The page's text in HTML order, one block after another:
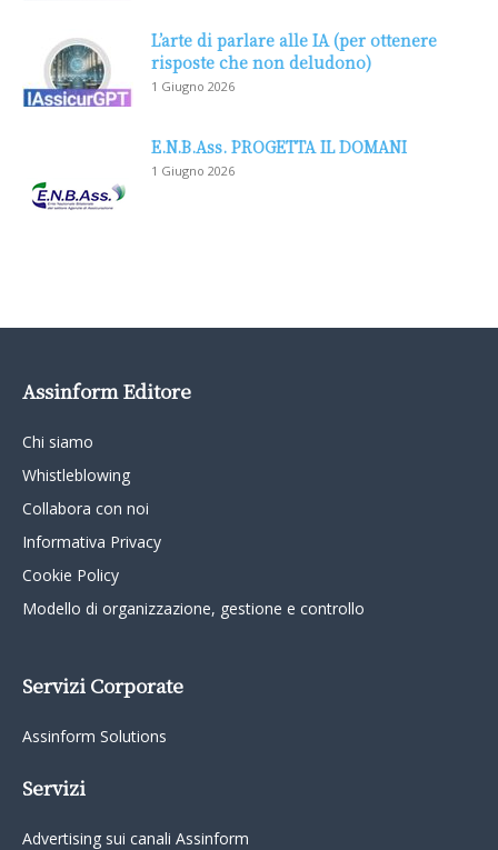
L’arte di parlare alle IA (per ottenere
risposte che non deludono)
1 Giugno 2026
E.N.B.Ass. PROGETTA IL DOMANI
1 Giugno 2026
Assinform Editore
Chi siamo
Whistleblowing
Collabora con noi
Informativa Privacy
Cookie Policy
Modello di organizzazione, gestione e controllo
Servizi Corporate
Assinform Solutions
Servizi
Advertising sui canali Assinform